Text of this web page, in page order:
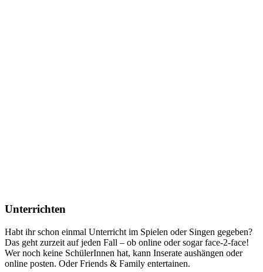
Unterrichten
Habt ihr schon einmal Unterricht im Spielen oder Singen gegeben?
Das geht zurzeit auf jeden Fall – ob online oder sogar face-2-face!
Wer noch keine SchülerInnen hat, kann Inserate aushängen oder
online posten. Oder Friends & Family entertainen.